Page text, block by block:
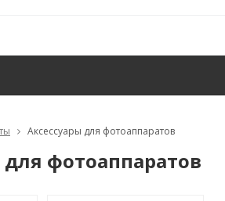
Аксессуары для фотоаппаратов
для фотоаппаратов